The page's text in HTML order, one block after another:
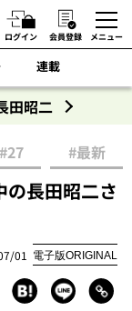
ログイン 会員登録 メニュー
連載
田昭二
#27 #最新
の長田昭二さ
01 電子版ORIGINAL